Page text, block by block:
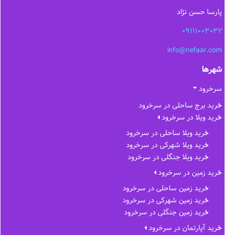
پارسا حسن نژاد
09111003032
info@nefaar.com
شهرها
سرخرود
خرید برج ساحلی در سرخرود
خرید ویلا در سرخرود
خرید ویلا ساحلی در سرخرود
خرید ویلا شهرکی در سرخرود
خرید ویلا جنگلی در سرخرود
خرید زمین در سرخرود
خرید زمین ساحلی در سرخرود
خرید زمین شهرکی در سرخرود
خرید زمین جنگلی در سرخرود
خرید آپارتمان در سرخرود